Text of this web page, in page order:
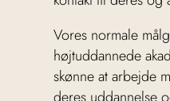
Vores normale
højtuddannede
skønne at arbejde